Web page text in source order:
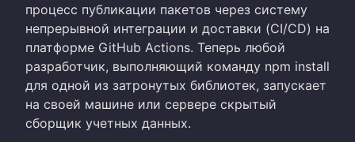
процесс публикации пакетов через систему
непрерывной интеграции и доставки (CI/CD) на
платформе GitHub Actions. Теперь любой
разработчик, выполняющий команду npm install
для одной из затронутых библиотек, запускает
на своей машине или сервере скрытый
сборщик учетных данных.